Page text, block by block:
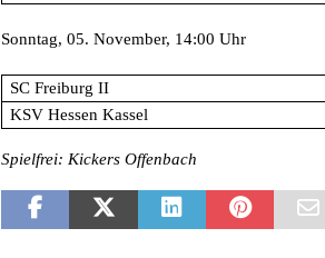
Sonntag, 05. November, 14:00 Uhr
SC Freiburg II
KSV Hessen Kassel
Spielfrei: Kickers Offenbach